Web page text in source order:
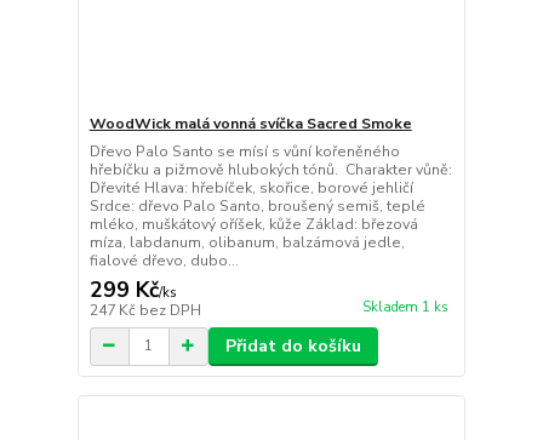
WoodWick malá vonná svíčka Sacred Smoke
Dřevo Palo Santo se mísí s vůní kořeněného
hřebíčku a pižmově hlubokých tónů. Charakter vůně:
Dřevité Hlava: hřebíček, skořice, borové jehličí
Srdce: dřevo Palo Santo, broušený semiš, teplé
mléko, muškátový oříšek, kůže Základ: březová
míza, labdanum, olibanum, balzámová jedle,
fialové dřevo, dubo...
299 Kč/ks
247 Kč bez DPH Skladem 1 ks
Přidat do košíku